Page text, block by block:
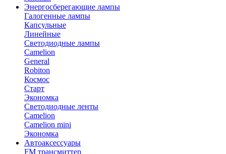
Энергосберегающие лампы
Галогенные лампы
Капсульные
Линейные
Светодиодные лампы
Camelion
General
Robiton
Космос
Старт
Экономка
Светодиодные ленты
Camelion
Camelion mini
Экономка
Автоаксессуары
FM трансмиттер